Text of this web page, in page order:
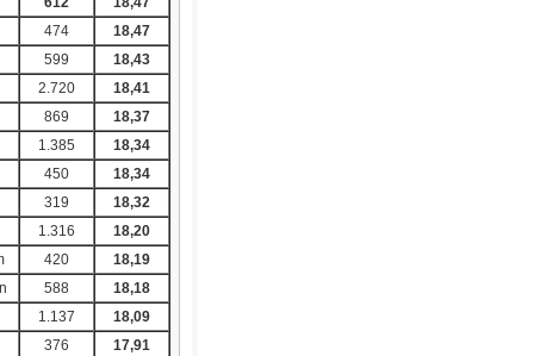
474
18,47
599
18,43
2.720
18,41
869
18,37
1.385
18,34
450
18,34
319
18,32
1.316
18,20
420
18,19
588
18,18
1.137
18,09
376
17,91